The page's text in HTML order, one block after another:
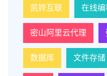
凯铧互联 在线
密山阿里云代理
数据库 文件存储